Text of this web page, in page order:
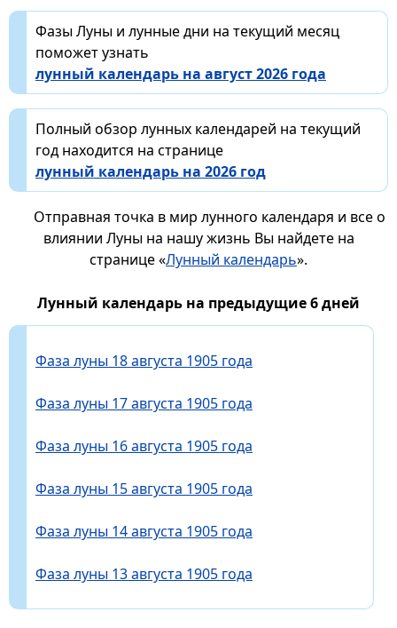
Фазы Луны и лунные дни на текущий месяц
поможет узнать
лунный календарь на август 2026 года
Полный обзор лунных календарей на текущий
год находится на странице
лунный календарь на 2026 год
Отправная точка в мир лунного календаря и все о
влиянии Луны на нашу жизнь Вы найдете на
странице «Лунный календарь».
Лунный календарь на предыдущие 6 дней
Фаза луны 18 августа 1905 года
Фаза луны 17 августа 1905 года
Фаза луны 16 августа 1905 года
Фаза луны 15 августа 1905 года
Фаза луны 14 августа 1905 года
Фаза луны 13 августа 1905 года